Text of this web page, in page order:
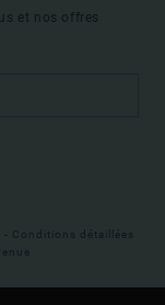
et nos offres
Conditions détaillées